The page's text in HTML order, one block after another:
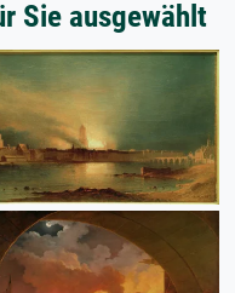
Sie ausgewählt